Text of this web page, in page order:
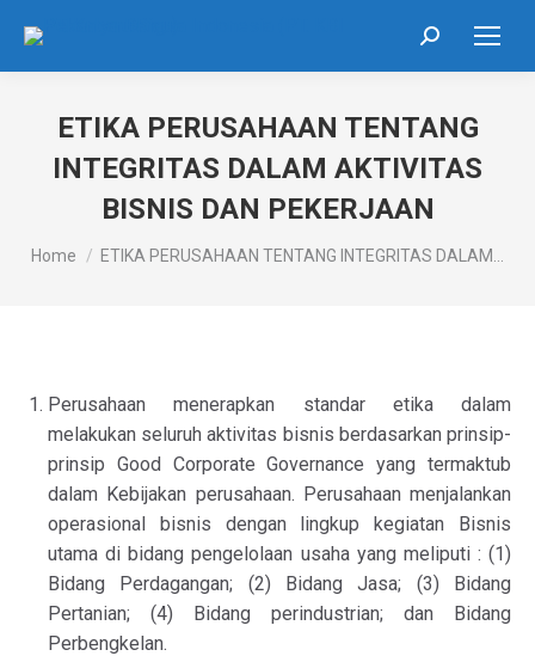
Search:
ETIKA PERUSAHAAN TENTANG
INTEGRITAS DALAM AKTIVITAS
BISNIS DAN PEKERJAAN
You are here:
Home ETIKA PERUSAHAAN TENTANG INTEGRITAS DALAM…
Perusahaan menerapkan standar etika dalam
melakukan seluruh aktivitas bisnis berdasarkan prinsip-
prinsip Good Corporate Governance yang termaktub
dalam Kebijakan perusahaan. Perusahaan menjalankan
operasional bisnis dengan lingkup kegiatan Bisnis
utama di bidang pengelolaan usaha yang meliputi : (1)
Bidang Perdagangan; (2) Bidang Jasa; (3) Bidang
Pertanian; (4) Bidang perindustrian; dan Bidang
Perbengkelan.